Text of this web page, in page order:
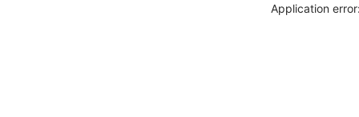
Application